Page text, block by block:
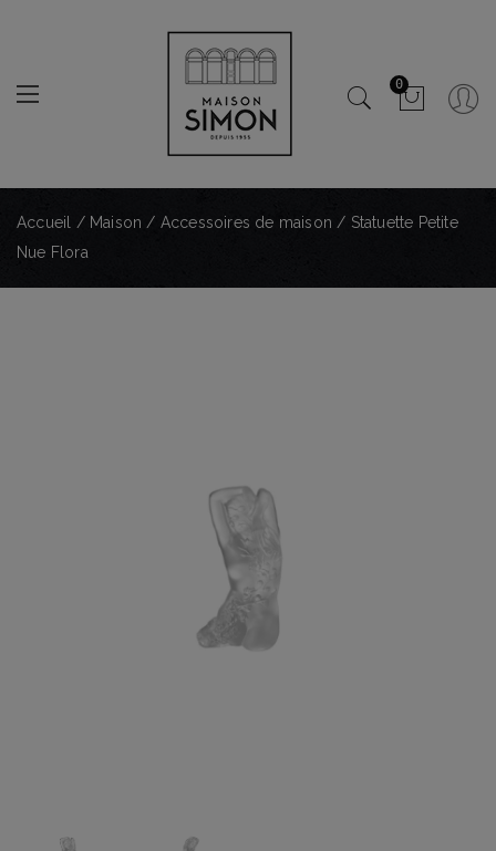
0
Accueil / Maison / Accessoires de maison / Statuette Petite
Nue Flora